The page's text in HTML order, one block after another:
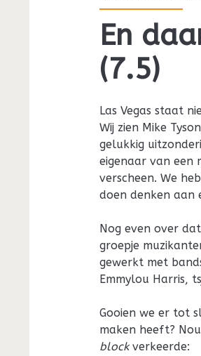
En
(7.5)
Las Vegas staat
Wij zien Mike
gelukkig
eigenaar van een
verscheen. We
doen denken aan
Nog even over
groepje
gewerkt met
Emmylou Harris,
Gooien we er tot
maken heeft?
blockverkeerde: